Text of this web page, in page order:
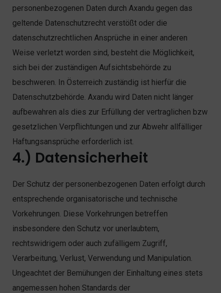
personenbezogenen Daten durch Axandu gegen das
geltende Datenschutzrecht verstößt oder die
datenschutzrechtlichen Ansprüche in einer anderen
Weise verletzt worden sind, besteht die Möglichkeit,
sich bei der zuständigen Aufsichtsbehörde zu
beschweren. In Österreich zuständig ist hierfür die
Datenschutzbehörde. Axandu wird Daten nicht länger
aufbewahren als dies zur Erfüllung der vertraglichen bzw
gesetzlichen Verpflichtungen und zur Abwehr allfälliger
Haftungsansprüche erforderlich ist.
4.) Datensicherheit
Der Schutz der personenbezogenen Daten erfolgt durch
entsprechende organisatorische und technische
Vorkehrungen. Diese Vorkehrungen betreffen
insbesondere den Schutz vor unerlaubtem,
rechtswidrigem oder auch zufälligem Zugriff,
Verarbeitung, Verlust, Verwendung und Manipulation.
Ungeachtet der Bemühungen der Einhaltung eines stets
angemessen hohen Standards der